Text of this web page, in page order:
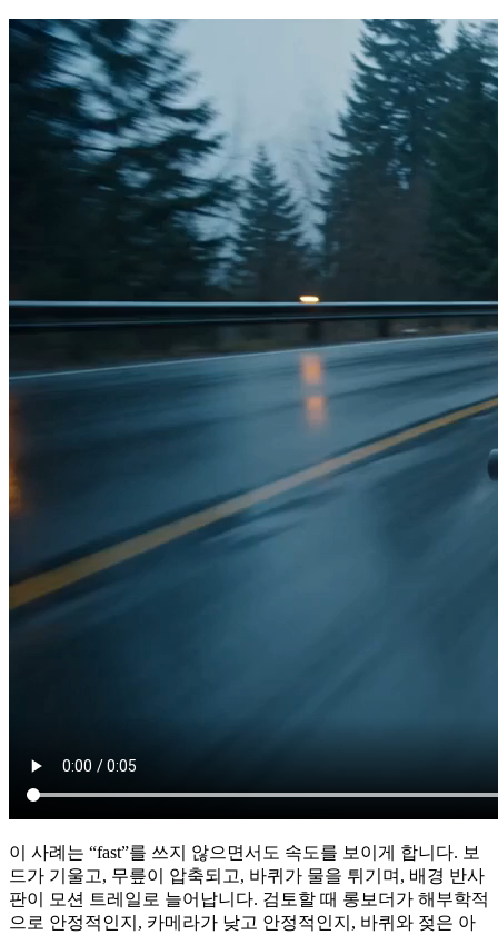
이 사례는 “fast”를 쓰지 않으면서도 속도를 보이게 합니다. 보
드가 기울고, 무릎이 압축되고, 바퀴가 물을 튀기며, 배경 반사
판이 모션 트레일로 늘어납니다. 검토할 때 롱보더가 해부학적
으로 안정적인지, 카메라가 낮고 안정적인지, 바퀴와 젖은 아